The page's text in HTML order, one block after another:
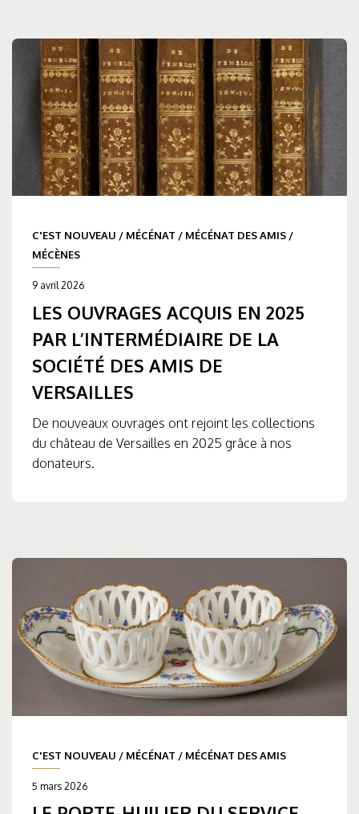
C'EST NOUVEAU / MÉCÉNAT / MÉCÉNAT DES AMIS /
MÉCÈNES
9 avril 2026
LES OUVRAGES ACQUIS EN 2025
PAR L’INTERMÉDIAIRE DE LA
SOCIÉTÉ DES AMIS DE
VERSAILLES
De nouveaux ouvrages ont rejoint les collections
du château de Versailles en 2025 grâce à nos
donateurs.
C'EST NOUVEAU / MÉCÉNAT / MÉCÉNAT DES AMIS
5 mars 2026